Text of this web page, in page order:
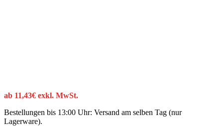
ab 11,43€ exkl. MwSt.
Bestellungen bis 13:00 Uhr: Versand am selben Tag (nur
Lagerware).